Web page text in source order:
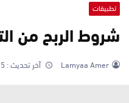
تطبيقات
شروط الربح من
Lamyaa Amer آخر تحديث :